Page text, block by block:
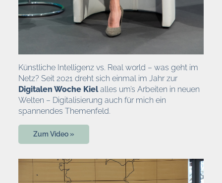
Künstliche Intelligenz vs. Real world – was geht im
Netz? Seit 2021 dreht sich einmal im Jahr zur
Digitalen Woche Kielalles um’s Arbeiten in neuen
Welten – Digitalisierung auch für mich ein
spannendes Themenfeld.
Zum Video »